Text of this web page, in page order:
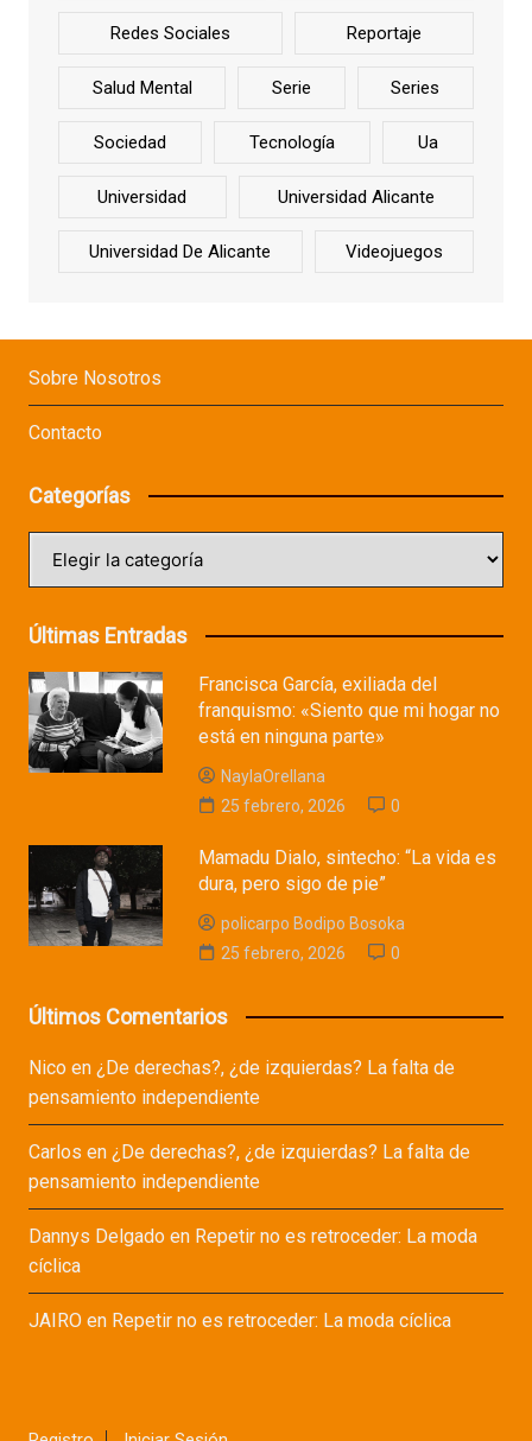
Redes Sociales Reportaje
Salud Mental Serie Series
Sociedad Tecnología Ua
Universidad Universidad Alicante
Universidad De Alicante Videojuegos
Sobre Nosotros
Contacto
Categorías
Últimas Entradas
Francisca García, exiliada del
franquismo: «Siento que mi hogar no
está en ninguna parte»
NaylaOrellana
25 febrero, 2026
0
Mamadu Dialo, sintecho: “La vida es
dura, pero sigo de pie”
policarpo Bodipo Bosoka
25 febrero, 2026
0
Últimos Comentarios
Nicoen ¿De derechas?, ¿de izquierdas? La falta de
pensamiento independiente
Carlos en ¿De derechas?, ¿de izquierdas? La falta de
pensamiento independiente
Dannys Delgadoen Repetir no es retroceder: La moda
cíclica
JAIROen Repetir no es retroceder: La moda cíclica